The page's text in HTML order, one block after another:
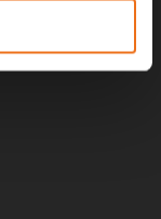
maskin. Priserna